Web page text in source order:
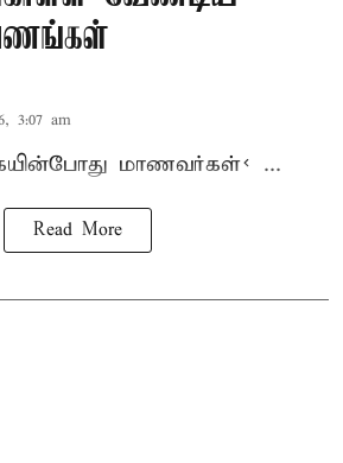
3:07 am
யின்போது மாணவர்கள்< ...
Read More